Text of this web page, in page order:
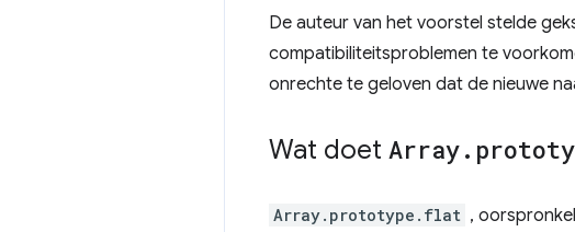
De auteur van het voorstel stelde
compatibiliteitsproblemen te
onrechte te geloven dat de nieuwe
Wat doet Array.
Array.prototype.flat ,